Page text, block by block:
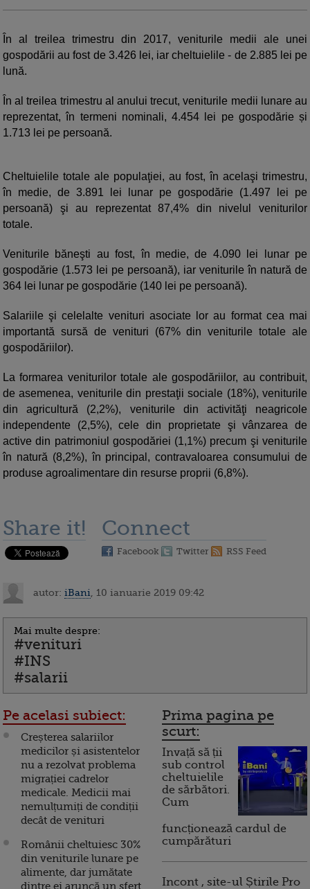
În al treilea trimestru din 2017, veniturile medii ale unei
gospodării au fost de 3.426 lei, iar cheltuielile - de 2.885 lei pe
lună.
În al treilea trimestru al anului trecut, veniturile medii lunare au
reprezentat, în termeni nominali, 4.454 lei pe gospodărie și
1.713 lei pe persoană.
Cheltuielile totale ale populaţiei, au fost, în acelaşi trimestru,
în medie, de 3.891 lei lunar pe gospodărie (1.497 lei pe
persoană) şi au reprezentat 87,4% din nivelul veniturilor
totale.
Veniturile băneşti au fost, în medie, de 4.090 lei lunar pe
gospodărie (1.573 lei pe persoană), iar veniturile în natură de
364 lei lunar pe gospodărie (140 lei pe persoană).
Salariile şi celelalte venituri asociate lor au format cea mai
importantă sursă de venituri (67% din veniturile totale ale
gospodăriilor).
La formarea veniturilor totale ale gospodăriilor, au contribuit,
de asemenea, veniturile din prestaţii sociale (18%), veniturile
din agricultură (2,2%), veniturile din activităţi neagricole
independente (2,5%), cele din proprietate şi vânzarea de
active din patrimoniul gospodăriei (1,1%) precum şi veniturile
în natură (8,2%), în principal, contravaloarea consumului de
produse agroalimentare din resurse proprii (6,8%).
Share it! Connect
Facebook Twitter RSS Feed
autor: iBani , 10 ianuarie 2019 09:42
Mai multe despre:
#venituri
#INS
#salarii
Pe acelasi subiect:
Creșterea salariilor
medicilor și asistentelor
nu a rezolvat problema
migrației cadrelor
medicale. Medicii mai
nemulțumiți de condiții
decât de venituri
Românii cheltuiesc 30%
din veniturile lunare pe
alimente, dar jumătate
dintre ei aruncă un sfert
Prima pagina pe
scurt:
Invață să ții
sub control
cheltuielile
de sărbători.
Cum
funcționează cardul de
cumpărături
Incont , site-ul Știrile Pro